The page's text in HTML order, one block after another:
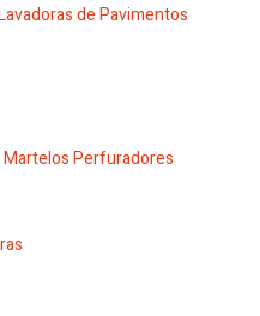
de Pavimentos
Perfuradores